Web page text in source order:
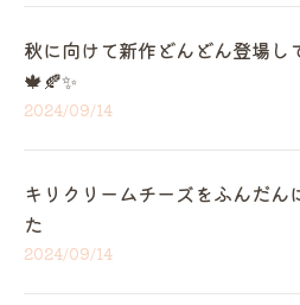
秋に向けて新作どんどん登場し
🍁🍂✨
2024/09/14
キリクリームチーズをふんだん
た
2024/09/14